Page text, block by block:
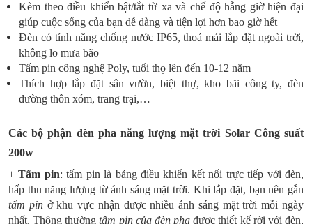
Kèm theo điều khiển bật/tắt từ xa và chế độ hằng giờ hiện đại
giúp cuộc sống của bạn dễ dàng và tiện lợi hơn bao giờ hết
Đèn có tính năng chống nước IP65, thoả mái lắp đặt ngoài trời,
không lo mưa bão
Tấm pin công nghệ Poly, tuổi thọ lên đến 10-12 năm
Thích hợp lắp đặt sân vườn, biệt thự, kho bãi công ty, đèn
đường thôn xóm, trang trại,…
Các bộ phận đèn pha năng lượng mặt trời Solar Công suất
200w
+Tấm pin: tấm pin là bảng điều khiển kết nối trực tiếp với đèn,
hấp thu năng lượng từ ánh sáng mặt trời. Khi lắp đặt, bạn nên gắn
tấm pinở khu vực nhận được nhiều ánh sáng mặt trời mỗi ngày
nhất. Thông thườngtấm pin của đèn pha được thiết kế rời với đèn,